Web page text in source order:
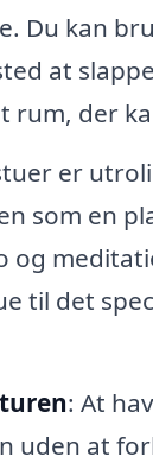
Du kan
at
rum, der
er
som en
og
til det
: At
uden at